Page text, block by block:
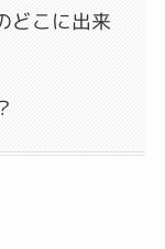
どこに出来